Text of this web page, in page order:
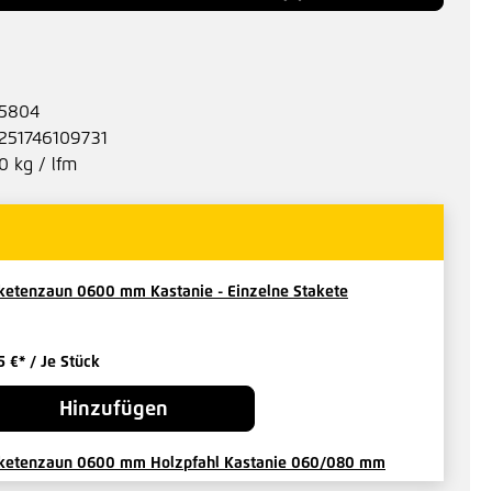
kg / lfm
0600 mm Kastanie - Einzelne Stakete
€* / Je Stück
Hinzufügen
0600 mm Holzpfahl Kastanie 060/080 mm